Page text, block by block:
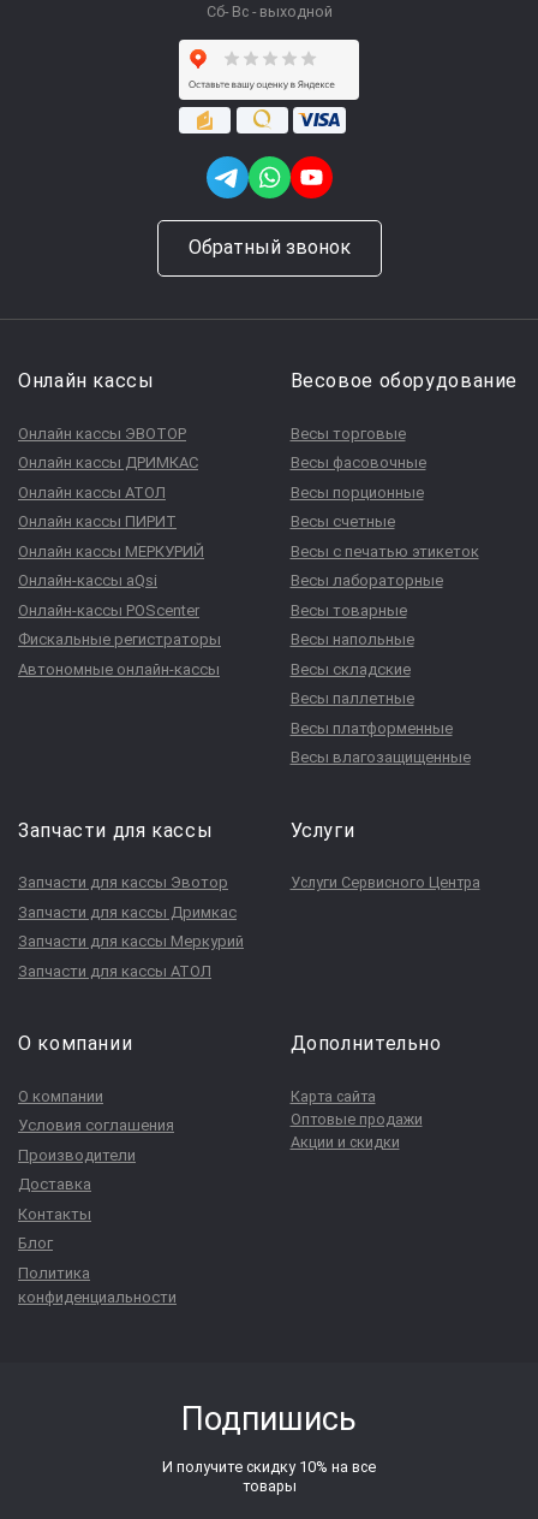
Сб- Вс - выходной
Обратный звонок
Онлайн кассы
Онлайн кассы ЭВОТОР
Онлайн кассы ДРИМКАС
Онлайн кассы АТОЛ
Онлайн кассы ПИРИТ
Онлайн кассы МЕРКУРИЙ
Онлайн-кассы aQsi
Онлайн-кассы POScenter
Фискальные регистраторы
Автономные онлайн-кассы
Весовое оборудование
Весы торговые
Весы фасовочные
Весы порционные
Весы счетные
Весы с печатью этикеток
Весы лабораторные
Весы товарные
Весы напольные
Весы складские
Весы паллетные
Весы платформенные
Весы влагозащищенные
Запчасти для кассы
Запчасти для кассы Эвотор
Запчасти для кассы Дримкас
Запчасти для кассы Меркурий
Запчасти для кассы АТОЛ
Услуги
Услуги Сервисного Центра
О компании
О компании
Условия соглашения
Производители
Доставка
Контакты
Блог
Политика
конфиденциальности
Дополнительно
Карта сайта
Оптовые продажи
Акции и скидки
Подпишись
И получите скидку 10% на все
товары